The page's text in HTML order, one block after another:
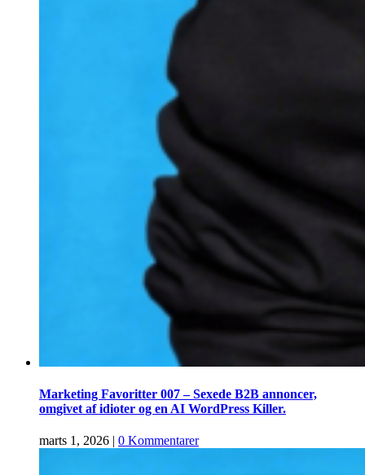
Marketing Favoritter 007 – Sexede B2B annoncer,
omgivet af idioter og en AI WordPress Killer.
marts 1, 2026 | 0 Kommentarer